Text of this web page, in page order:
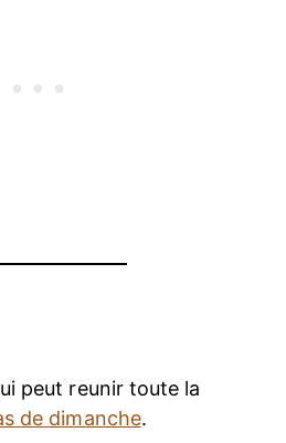
peut reunir toute la
de dimanche.